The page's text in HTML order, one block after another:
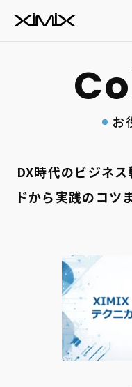
お
DX時代のビジネ
ドから実践のコツ